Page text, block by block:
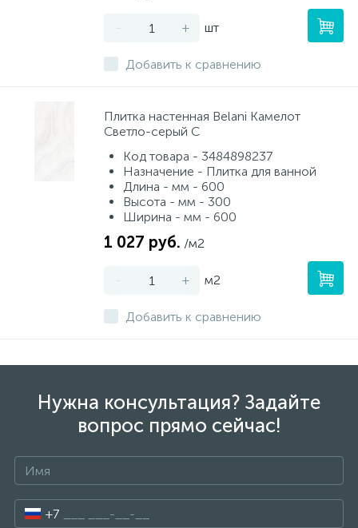
- + шт
Добавить к сравнению
Плитка настенная Belani Камелот
Cветло-серый C
Код товара - 3484898237
Назначение - Плитка для ванной
Длина - мм - 600
Высота - мм - 300
Ширина - мм - 600
1 027 руб. /м2
- + м2
Добавить к сравнению
Нужна консультация? Задайте
вопрос прямо сейчас!
+7